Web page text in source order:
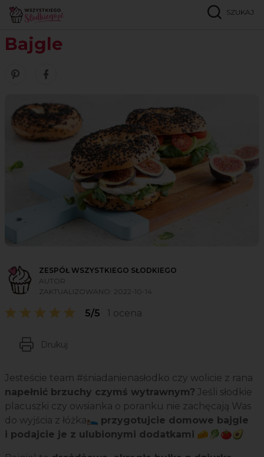
SZUKAJ
Strona główna
Bajgle
Zobacz nasze piny w serwisie Pinterest
Udostępnij ten przepis w serwisie Facebook
ZESPÓŁ WSZYSTKIEGO SŁODKIEGO
AUTOR
ZAKTUALIZOWANO: 2022-10-14
5/5 1 ocena
Drukuj
Jesteście team #śniadanienasłodko czy wolicie z rana
napełnić brzuchy czymś wytrawnym? Jeśli słodkie
placuszki czy owsianka o poranku nie zachęcają Was
do wyjścia z łóżka🛌🏼 przygotujcie domowe bajgle
i podajcie je z ulubionymi dodatkami 🧀🥬🍅🥑